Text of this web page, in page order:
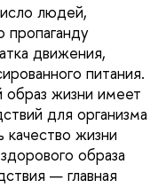
людей,
пропаганду
движения,
питания.
жизни имеет
для организма
жизни
образа
— главная